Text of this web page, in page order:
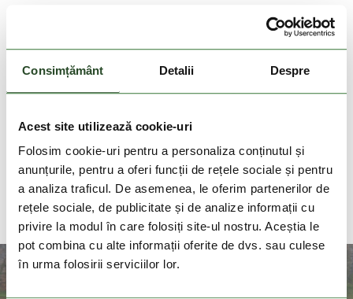
Consimțământ Detalii Despre
Acest site utilizează cookie-uri
Folosim cookie-uri pentru a personaliza conținutul și
anunțurile, pentru a oferi funcții de rețele sociale și pentru
a analiza traficul. De asemenea, le oferim partenerilor de
rețele sociale, de publicitate și de analize informații cu
privire la modul în care folosiți site-ul nostru. Aceștia le
pot combina cu alte informații oferite de dvs. sau culese
în urma folosirii serviciilor lor.
DESCRIEREA PRODUSULUI
DETALII PRODUS
livrare in 2-3 zile lucratoare
Livrare gratuita la comenzi cu valoare de peste